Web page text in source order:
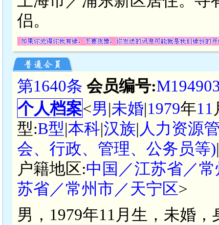
侣。
第1640条 会员编号:
个人档案<男|未婚|1979年11
型:B型|本科|汉族| 人力资源
会、行政、管理、公务员等)
户籍地区:中国／江苏省／
苏省／常州市／天宁区>
男，1979年11月生，未婚